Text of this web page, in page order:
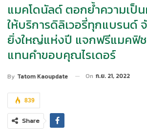
แมคโดนัลด์ ตอกย้ำความเป็
ให้บริการดิลิเวอรี่ทุกแบรนด์
ยิ่งใหญ่แห่งปี แจกฟรีแมคฟิ
แทนคำขอบคุณไรเดอร์
By Tatom Kaoupdate On ก.ย. 21, 2022
839
Share